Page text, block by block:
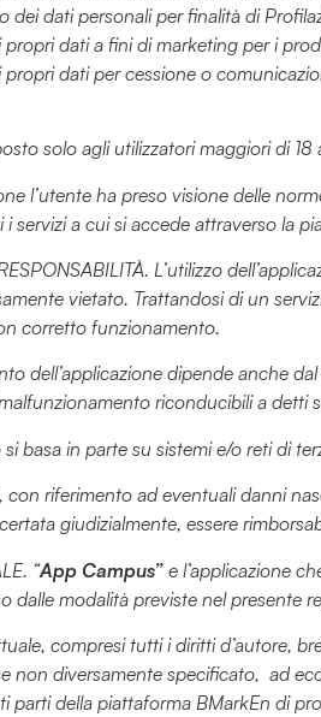
dei dati personali per finalità di
propri dati a fini di marketing per i
propri dati per cessione o
solo agli utilizzatori maggiori di 18
l’utente ha preso visione delle
servizi a cui si accede attraverso la
L’utilizzo
vietato. Trattandosi di un
corretto funzionamento.
dell’applicazione dipende anche
riconducibili a detti
basa in parte su sistemi e/o reti di
, con riferimento ad eventuali danni
giudizialmente, essere
“App Campus” e l’applicazione
dalle modalità previste nel presente
compresi tutti i diritti d’autore,
non diversamente specificato, ad
parti della piattaforma BMarkEn di